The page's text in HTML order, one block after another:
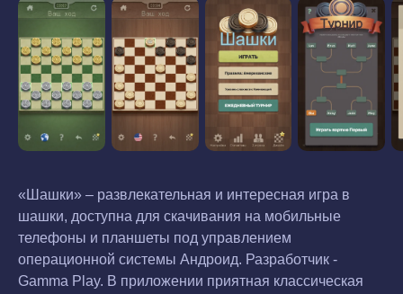
«Шашки» – развлекательная и интересная игра в
шашки, доступна для скачивания на мобильные
телефоны и планшеты под управлением
операционной системы Андроид. Разработчик -
Gamma Play. В приложении приятная классическая